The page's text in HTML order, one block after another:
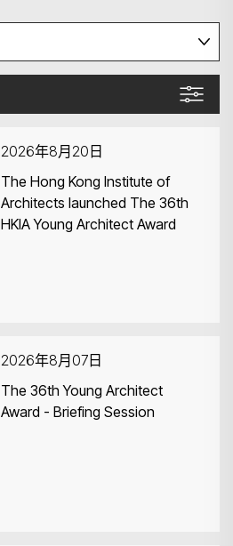
2026年8月20日
The Hong Kong Institute of
Architects launched The 36th
HKIA Young Architect Award
2026年8月07日
The 36th Young Architect
Award - Briefing Session